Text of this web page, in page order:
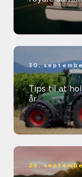
30.
Tips til at
år
29.